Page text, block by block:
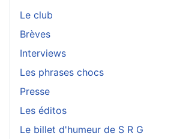
Le club
Brèves
Interviews
Les phrases chocs
Presse
Les éditos
Le billet d'humeur de S R G